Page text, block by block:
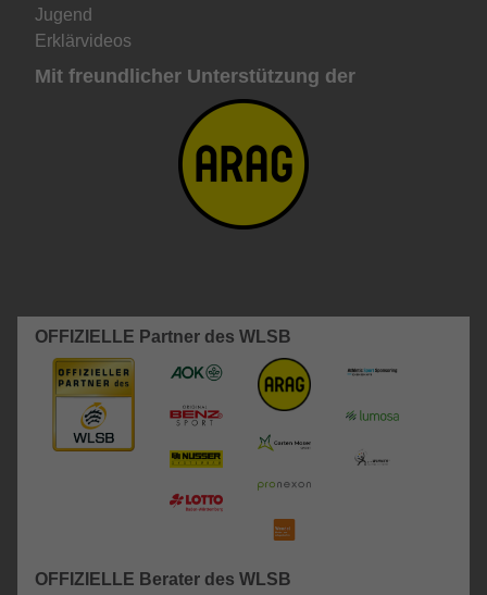
Jugend
Erklärvideos
Mit freundlicher Unterstützung der
OFFIZIELLE Partner des WLSB
OFFIZIELLE Berater des WLSB